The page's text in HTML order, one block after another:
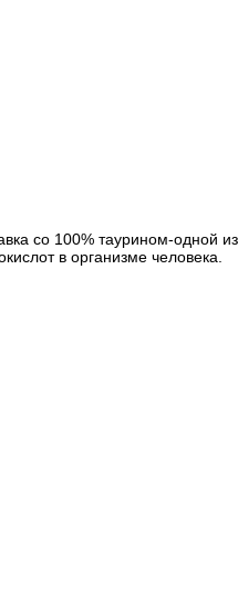
со 100% таурином-одной из
в организме человека.